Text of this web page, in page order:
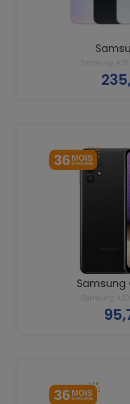
Samsung
36 MOIS
GARANTIE
Samsung
Samsung
36 MOIS
GARANTIE